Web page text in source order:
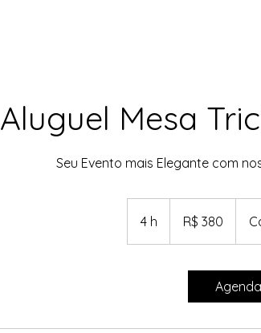
Aluguel Mesa
Seu Evento mais Elegante com
4 h
h
brasileiros
R$ 380